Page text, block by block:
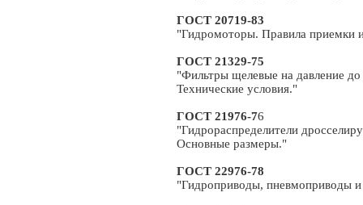
ГОСТ 20719-83
"Гидромоторы. Правила приемки
ГОСТ 21329-75
"Фильтры щелевые на давление
Технические условия."
ГОСТ 21976-76
"Гидрораспределители
Основные размеры."
ГОСТ 22976-78
"Гидроприводы, пневмоприводы